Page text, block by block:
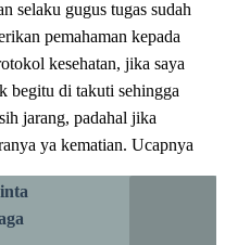
selaku gugus tugas sudah
pemahaman kepada
kesehatan, jika saya
begitu di takuti sehingga
jarang, padahal jika
ya kematian. Ucapnya